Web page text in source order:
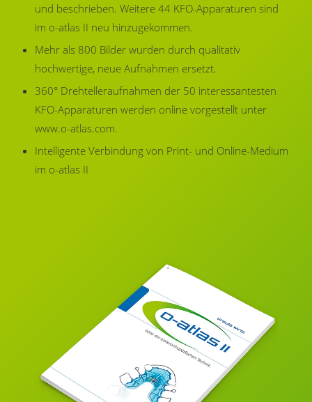
und beschrieben. Weitere 44 KFO-Apparaturen sind
im o-atlas II neu hinzugekommen.
Mehr als 800 Bilder wurden durch qualitativ
hochwertige, neue Aufnahmen ersetzt.
360° Drehtelleraufnahmen der 50 interessantesten
KFO-Apparaturen werden online vorgestellt unter
www.o-atlas.com.
Intelligente Verbindung von Print- und Online-Medium
im o-atlas II